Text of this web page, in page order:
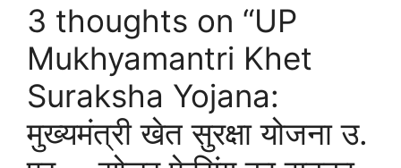
3 thoughts on “UP
Mukhyamantri Khet
Suraksha Yojana:
मुख्यमंत्री खेत सुरक्षा योजना उ.